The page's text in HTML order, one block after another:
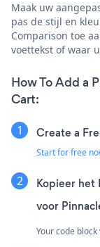
Maak uw
pas de stijl en
Comparison toe
voettekst of waar
How To Add a
Cart:
Create a
Start for free
Kopieer het
voor
Your code